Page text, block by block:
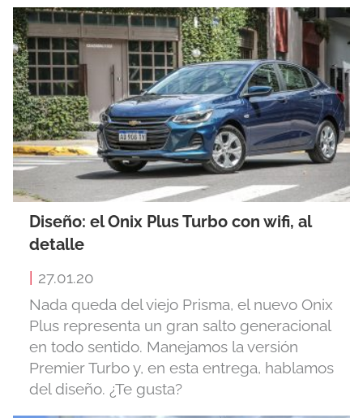
Diseño: el Onix Plus Turbo con wifi, al
detalle
27.01.20
Nada queda del viejo Prisma, el nuevo Onix
Plus representa un gran salto generacional
en todo sentido. Manejamos la versión
Premier Turbo y, en esta entrega, hablamos
del diseño. ¿Te gusta?